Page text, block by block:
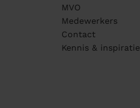
MVO
Medewerkers
Contact
Kennis & inspiratie